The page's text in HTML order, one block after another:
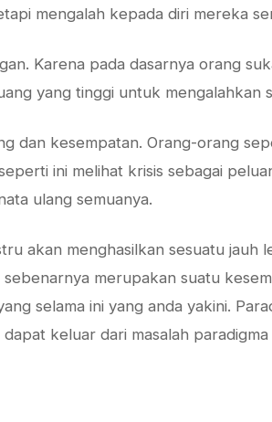
mengalah kepada diri mereka
Karena pada dasarnya orang
yang tinggi untuk mengalahkan
dan kesempatan. Orang-orang
ini melihat krisis sebagai
ulang semuanya.
akan menghasilkan sesuatu jauh
merupakan suatu
selama ini yang anda yakini.
keluar dari masalah